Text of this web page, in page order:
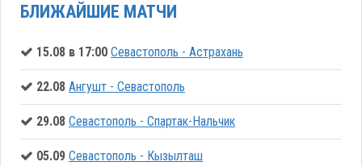
БЛИЖАЙШИЕ МАТЧИ
15.08 в 17:00 Севастополь - Астрахань
22.08 Ангушт - Севастополь
29.08 Севастополь - Спартак-Нальчик
05.09 Севастополь - Кызылташ